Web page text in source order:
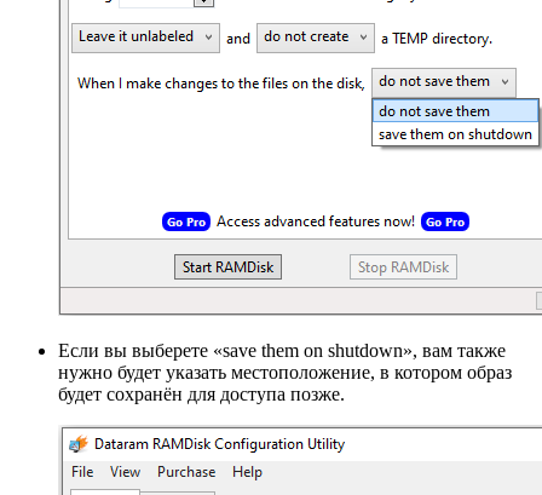
Если вы выберете «save them on shutdown», вам также
нужно будет указать местоположение, в котором образ
будет сохранён для доступа позже.